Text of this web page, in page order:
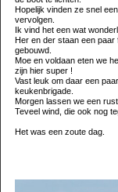
Hopelijk vinden ze snel
vervolgen.
Ik vind het een wat
Her en der staan een
gebouwd.
Moe en voldaan eten we
zijn hier super !
Vast leuk om daar een
keukenbrigade.
Morgen lassen we een
Teveel wind, die ook nog
Het was een zoute dag.